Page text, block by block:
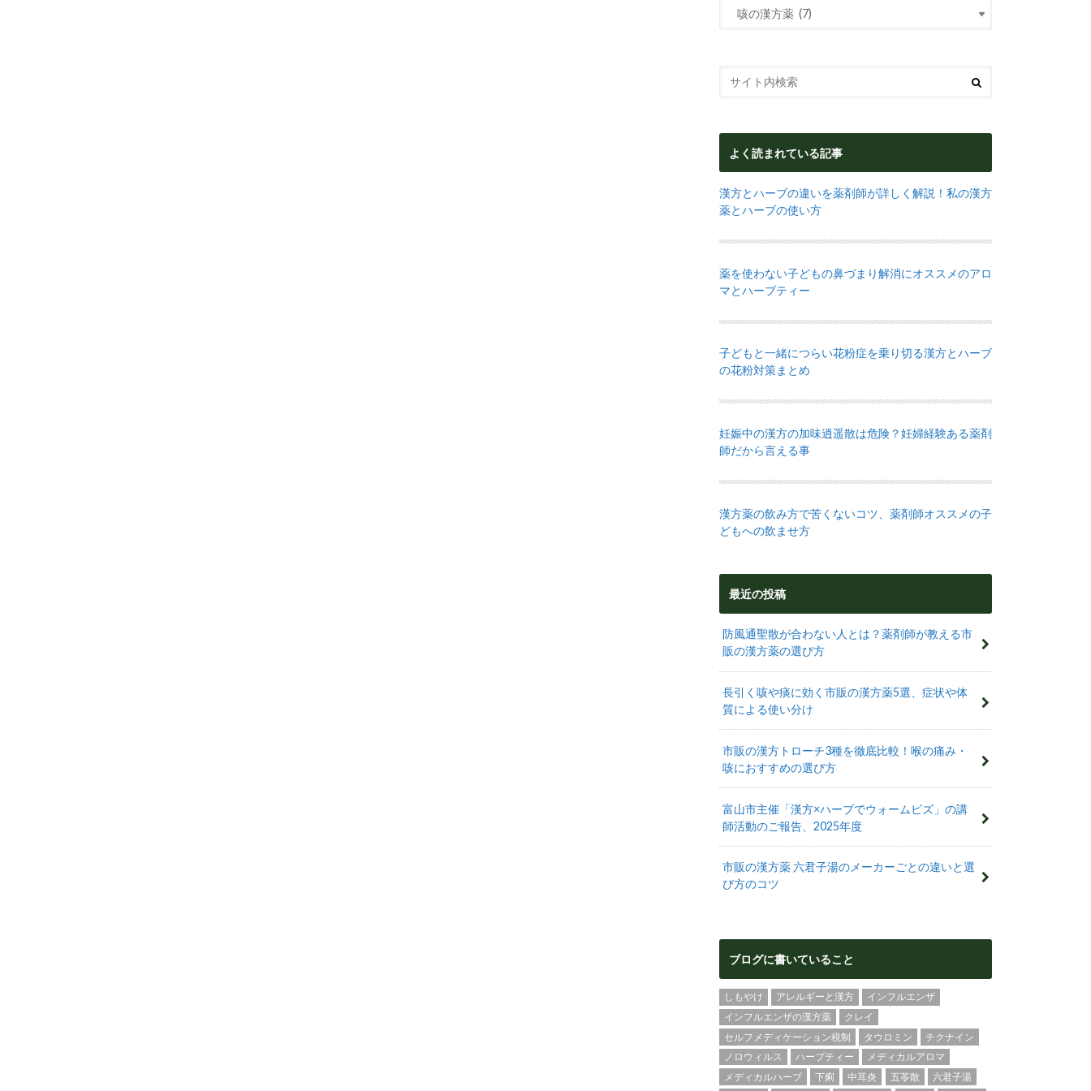
よく読まれている記事
漢方とハーブの違いを薬剤師が詳しく解説！私の漢方
薬とハーブの使い方
薬を使わない子どもの鼻づまり解消にオススメのアロ
マとハーブティー
子どもと一緒につらい花粉症を乗り切る漢方とハーブ
の花粉対策まとめ
妊娠中の漢方の加味逍遥散は危険？妊婦経験ある薬剤
師だから言える事
漢方薬の飲み方で苦くないコツ、薬剤師オススメの子
どもへの飲ませ方
最近の投稿
防風通聖散が合わない人とは？薬剤師が教える市
販の漢方薬の選び方
長引く咳や痰に効く市販の漢方薬5選、症状や体
質による使い分け
市販の漢方トローチ3種を徹底比較！喉の痛み・
咳におすすめの選び方
富山市主催「漢方×ハーブでウォームビズ」の講
師活動のご報告、2025年度
市販の漢方薬 六君子湯のメーカーごとの違いと選
び方のコツ
ブログに書いていること
しもやけ アレルギーと漢方
インフルエンザ
インフルエンザの漢方薬
クレイ
セルフメディケーション税制
タウロミン
チクナイン
ノロウィルス
ハーブティー
メディカルアロマ
メディカルハーブ
下痢 中耳炎 五苓散
六君子湯